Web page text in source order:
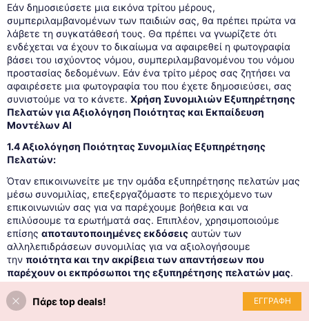
Εάν δημοσιεύσετε μια εικόνα τρίτου μέρους,
συμπεριλαμβανομένων των παιδιών σας, θα πρέπει πρώτα να
λάβετε τη συγκατάθεσή τους. Θα πρέπει να γνωρίζετε ότι
ενδέχεται να έχουν το δικαίωμα να αφαιρεθεί η φωτογραφία
βάσει του ισχύοντος νόμου, συμπεριλαμβανομένου του νόμου
προστασίας δεδομένων. Εάν ένα τρίτο μέρος σας ζητήσει να
αφαιρέσετε μια φωτογραφία του που έχετε δημοσιεύσει, σας
συνιστούμε να το κάνετε. Χρήση Συνομιλιών Εξυπηρέτησης
Πελατών για Αξιολόγηση Ποιότητας και Εκπαίδευση
Μοντέλων AI
1.4 Αξιολόγηση Ποιότητας Συνομιλίας Εξυπηρέτησης
Πελατών:
Όταν επικοινωνείτε με την ομάδα εξυπηρέτησης πελατών μας
μέσω συνομιλίας, επεξεργαζόμαστε το περιεχόμενο των
επικοινωνιών σας για να παρέχουμε βοήθεια και να
επιλύσουμε τα ερωτήματά σας. Επιπλέον, χρησιμοποιούμε
επίσης αποταυτοποιημένες εκδόσειςαυτών των
αλληλεπιδράσεων συνομιλίας για να αξιολογήσουμε
την ποιότητα και την ακρίβεια των απαντήσεων που
παρέχουν οι εκπρόσωποι της εξυπηρέτησης πελατών μας.
Αυτή η αξιολόγηση διεξάγεται χρησιμοποιώντας
τόσο ανθρώπινη αναθεώρηση
εργαλεία αξιολόγησης
ποιότητας χρησιμοποιώντας AI.
Αυτά τα εργαλεία μας
Πάρε top deals! ΕΓΓΡΑΦΗ